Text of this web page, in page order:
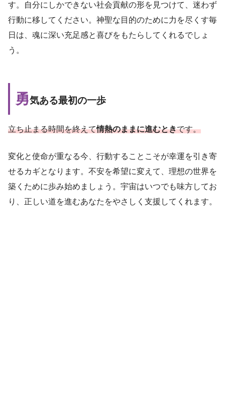
す。自分にしかできない社会貢献の形を見つけて、迷わず
行動に移してください。神聖な目的のために力を尽くす毎
日は、魂に深い充足感と喜びをもたらしてくれるでしょ
う。
勇気ある最初の一歩
立ち止まる時間を終えて情熱のままに進むときです。
変化と使命が重なる今、行動することこそが幸運を引き寄
せるカギとなります。不安を希望に変えて、理想の世界を
築くために歩み始めましょう。宇宙はいつでも味方してお
り、正しい道を進むあなたをやさしく支援してくれます。